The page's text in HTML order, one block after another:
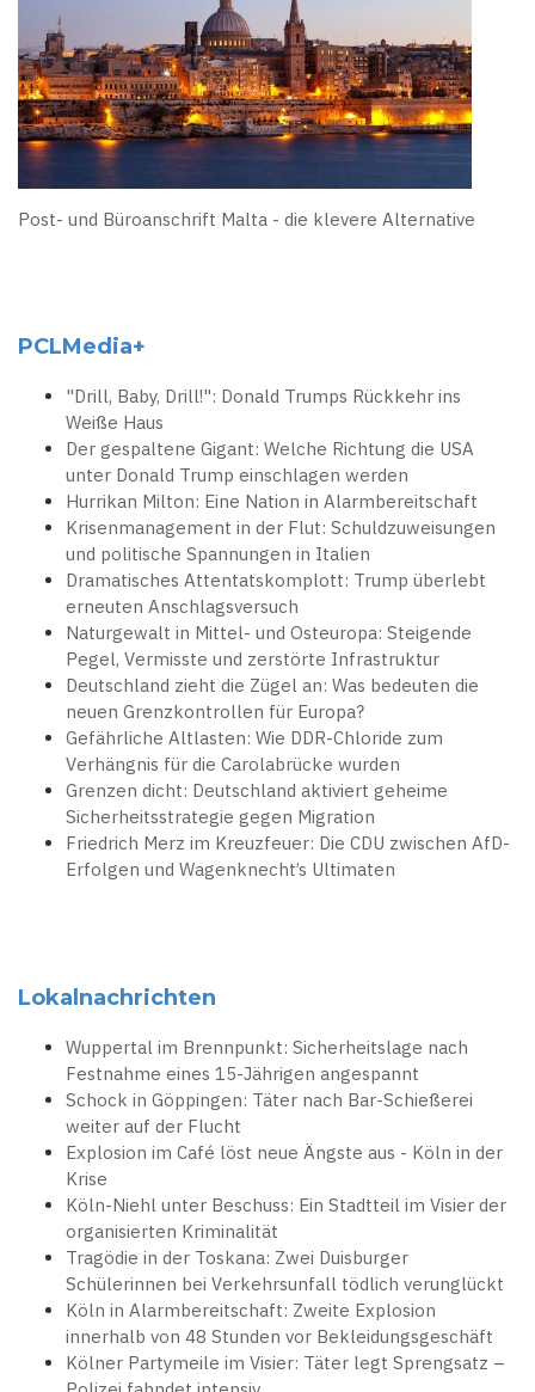
Post- und Büroanschrift Malta - die klevere Alternative
PCLMedia+
"Drill, Baby, Drill!": Donald Trumps Rückkehr ins
Weiße Haus
Der gespaltene Gigant: Welche Richtung die USA
unter Donald Trump einschlagen werden
Hurrikan Milton: Eine Nation in Alarmbereitschaft
Krisenmanagement in der Flut: Schuldzuweisungen
und politische Spannungen in Italien
Dramatisches Attentatskomplott: Trump überlebt
erneuten Anschlagsversuch
Naturgewalt in Mittel- und Osteuropa: Steigende
Pegel, Vermisste und zerstörte Infrastruktur
Deutschland zieht die Zügel an: Was bedeuten die
neuen Grenzkontrollen für Europa?
Gefährliche Altlasten: Wie DDR-Chloride zum
Verhängnis für die Carolabrücke wurden
Grenzen dicht: Deutschland aktiviert geheime
Sicherheitsstrategie gegen Migration
Friedrich Merz im Kreuzfeuer: Die CDU zwischen AfD-
Erfolgen und Wagenknecht’s Ultimaten
Lokalnachrichten
Wuppertal im Brennpunkt: Sicherheitslage nach
Festnahme eines 15-Jährigen angespannt
Schock in Göppingen: Täter nach Bar-Schießerei
weiter auf der Flucht
Explosion im Café löst neue Ängste aus - Köln in der
Krise
Köln-Niehl unter Beschuss: Ein Stadtteil im Visier der
organisierten Kriminalität
Tragödie in der Toskana: Zwei Duisburger
Schülerinnen bei Verkehrsunfall tödlich verunglückt
Köln in Alarmbereitschaft: Zweite Explosion
innerhalb von 48 Stunden vor Bekleidungsgeschäft
Kölner Partymeile im Visier: Täter legt Sprengsatz –